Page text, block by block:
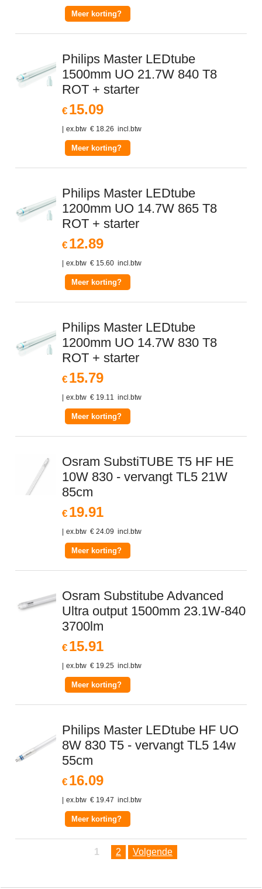
Meer korting?
Philips Master LEDtube
1500mm UO 21.7W 840 T8
ROT + starter
€ 15.09
ex.btw € 18.26 incl.btw
Meer korting?
Philips Master LEDtube
1200mm UO 14.7W 865 T8
ROT + starter
€ 12.89
ex.btw € 15.60 incl.btw
Meer korting?
Philips Master LEDtube
1200mm UO 14.7W 830 T8
ROT + starter
€ 15.79
ex.btw € 19.11 incl.btw
Meer korting?
Osram SubstiTUBE T5 HF HE
10W 830 - vervangt TL5 21W
85cm
€ 19.91
ex.btw € 24.09 incl.btw
Meer korting?
Osram Substitube Advanced
Ultra output 1500mm 23.1W-840
3700lm
€ 15.91
ex.btw € 19.25 incl.btw
Meer korting?
Philips Master LEDtube HF UO
8W 830 T5 - vervangt TL5 14w
55cm
€ 16.09
ex.btw € 19.47 incl.btw
Meer korting?
1 2 Volgende